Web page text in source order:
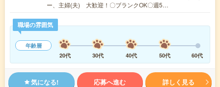
ー、主婦(夫) 大歓迎！〇ブランクOK〇週5…
職場の雰囲気
年齢層
20代
30代 40代 50代 60代
気になる! 応募へ進む 詳しく見る